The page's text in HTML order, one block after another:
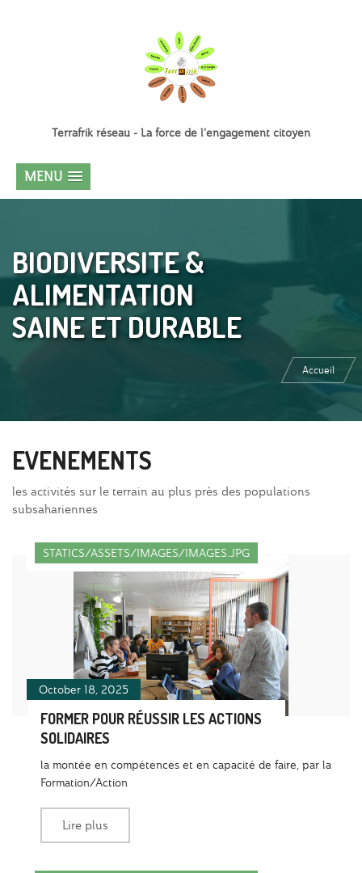
Terrafrik réseau - La force de l'engagement citoyen
MENU
BIODIVERSITE &
ALIMENTATION
SAINE ET DURABLE
Accueil
EVENEMENTS
les activités sur le terrain au plus près des populations
subsahariennes
October 18, 2025
STATICS/ASSETS/IMAGES/IMAGES.JPG
FORMER POUR RÉUSSIR LES ACTIONS
SOLIDAIRES
la montée en compétences et en capacité de faire, par la
Formation/Action
Lire plus